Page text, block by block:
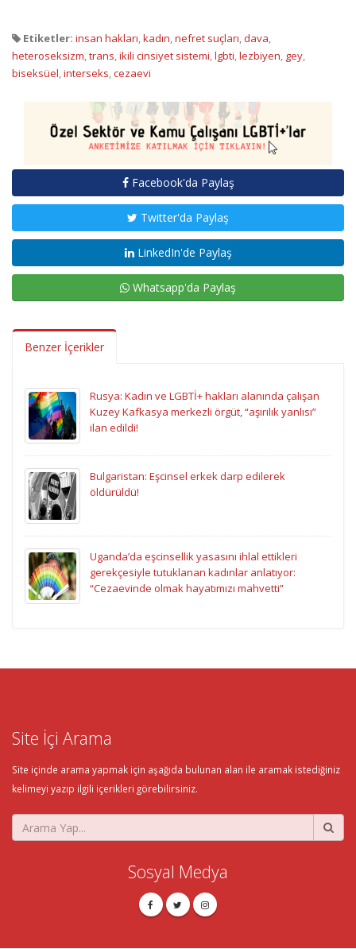
Etiketler: insan hakları,kadın,nefret suçları,dava,
heteroseksizm,trans,ikili cinsiyet sistemi,lgbti,lezbiyen, gey,
biseksüel,interseks,cezaevi
Facebook'da Paylaş
Twitter'da Paylaş
LinkedIn'de Paylaş
Whatsapp'da Paylaş
Benzer İçerikler
Rusya: Kadın ve LGBTİ+ hakları alanında çalışan
Kuzey Kafkasya merkezli örgüt, “aşırılık yanlısı”
ilan edildi!
Bulgaristan: Eşcinsel erkek darp edilerek
öldürüldü!
Uganda’da eşcinsellik yasasını ihlal ettikleri
gerekçesiyle tutuklanan kadınlar anlatıyor:
“Cezaevinde olmak hayatımızı mahvetti”
Site İçi Arama
Site içinde arama yapmak için aşağıda bulunan alan ile aramak istediğiniz
kelimeyi yazıp ilgili içerikleri görebilirsiniz.
Sosyal Medya